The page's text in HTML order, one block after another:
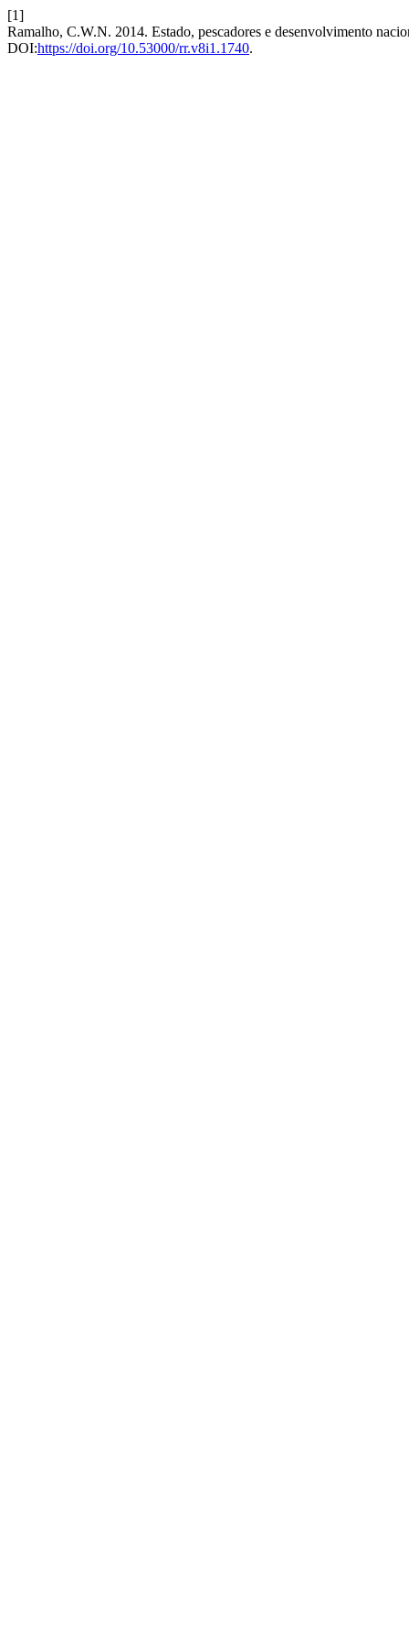
[1]
Ramalho, C.W.N. 2014. Estado, pescadores e desenvolvimento
DOI:https://doi.org/10.53000/rr.v8i1.1740.